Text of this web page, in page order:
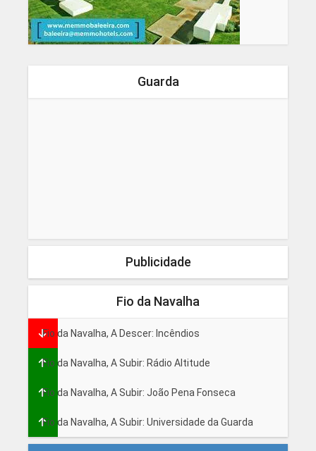
Guarda
Publicidade
Fio da Navalha
Fio da Navalha, A Descer: Incêndios
Fio da Navalha, A Subir: Rádio Altitude
Fio da Navalha, A Subir: João Pena Fonseca
Fio da Navalha, A Subir: Universidade da Guarda